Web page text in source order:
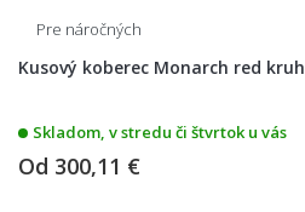
Pre náročných
Kusový koberec Monarch red kruh
Skladom, v stredu či štvrtok u vás
Od 300,11 €